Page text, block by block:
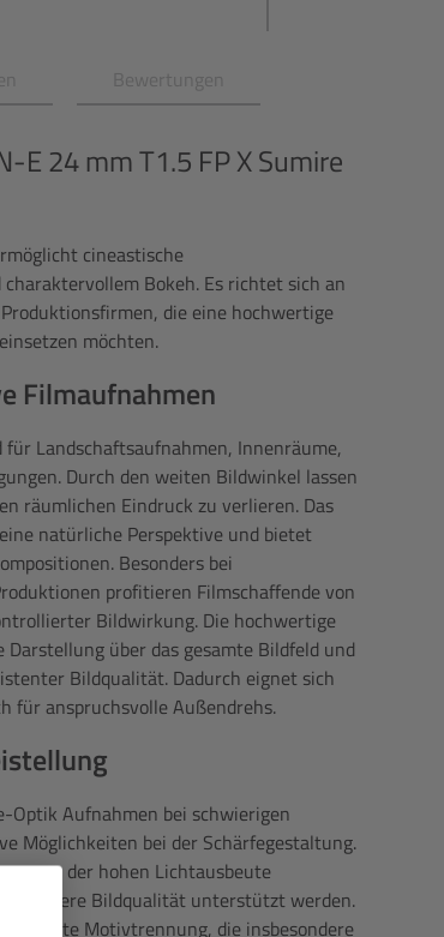
Bewertungen
E 24 mm T1.5 FP X Sumire
cineastische
Bokeh. Es richtet sich an
die eine hochwertige
möchten.
Filmaufnahmen
Landschaftsaufnahmen, Innenräume,
Durch den weiten Bildwinkel lassen
räumlichen Eindruck zu verlieren. Das
natürliche Perspektive und bietet
Besonders bei
profitieren Filmschaffende von
Bildwirkung. Die hochwertige
über das gesamte Bildfeld und
Bildqualität. Dadurch eignet sich
für anspruchsvolle Außendrehs.
Optik Aufnahmen bei schwierigen
Möglichkeiten bei der Schärfegestaltung.
von der hohen Lichtausbeute
bessere Bildqualität unterstützt werden.
gezielte Motivtrennung, die insbesondere